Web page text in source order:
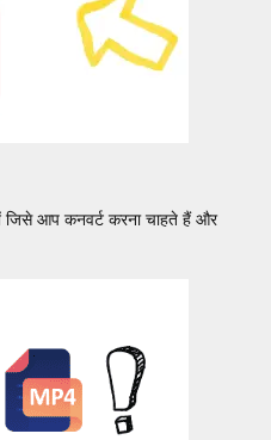
आप कनवर्ट करना चाहते हैं और